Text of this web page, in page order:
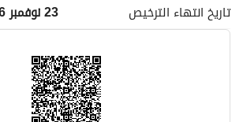
تاريخ انتهاء الترخيص 23 نوفمبر 2026